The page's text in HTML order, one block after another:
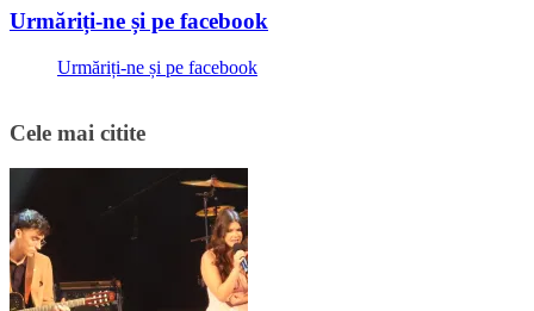
Urmăriți-ne și pe facebook
Urmăriți-ne și pe facebook
Cele mai citite